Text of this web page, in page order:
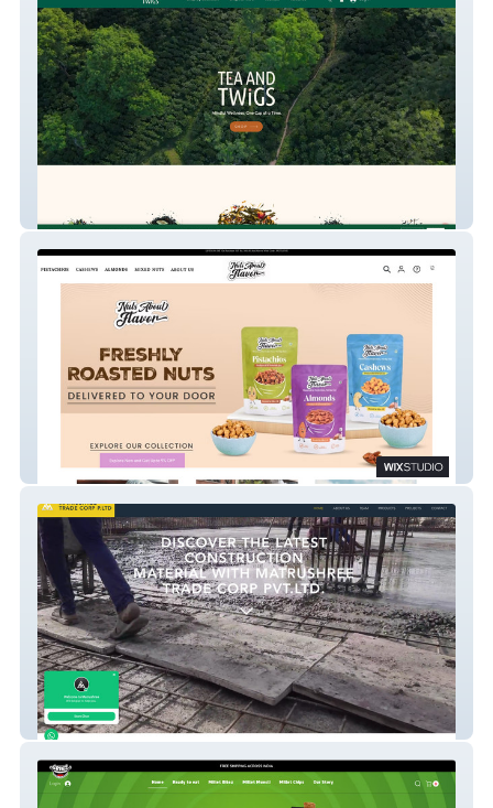
Tea And Twigs India
NutsAboutFlavor
MSHREE